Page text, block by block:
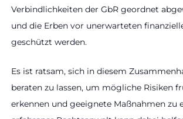
Verbindlichkeiten der GbR geordnet
und die Erben vor unerwarteten
geschützt werden.
Es ist ratsam, sich in diesem
beraten zu lassen, um mögliche Risiken
erkennen und geeignete Maßnahmen zu